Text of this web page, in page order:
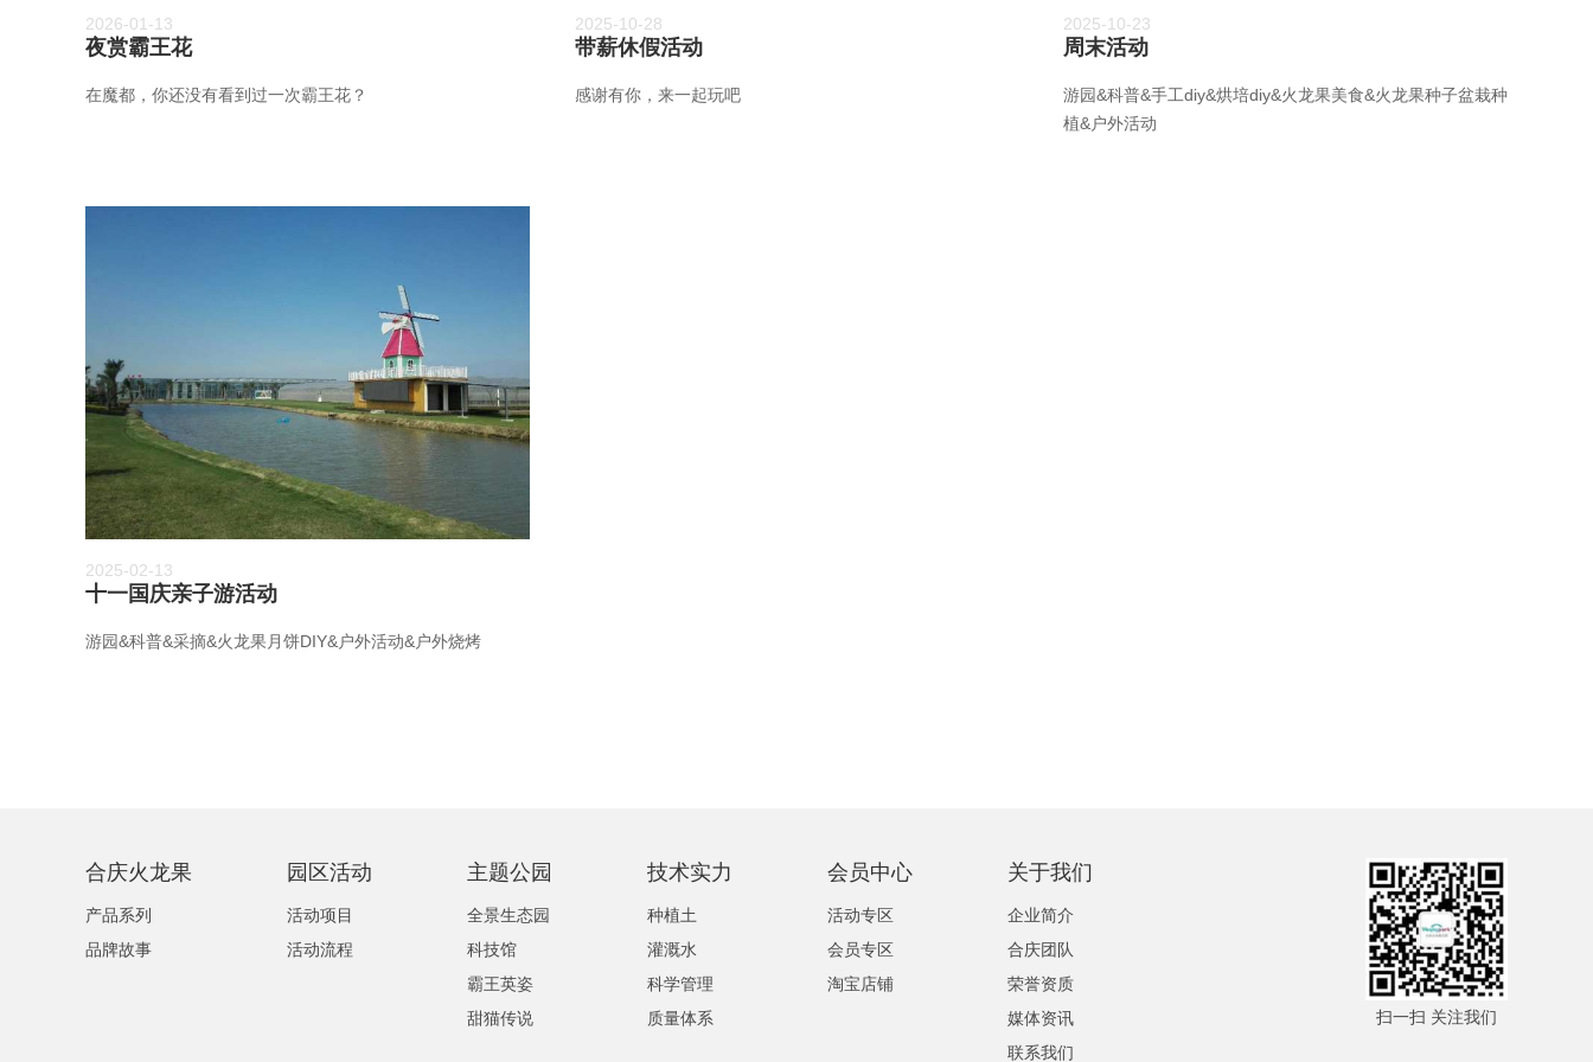
2026-01-13
夜赏霸王花
在魔都，你还没有看到过一次霸王花？
2025-10-28
带薪休假活动
感谢有你，来一起玩吧
2025-10-23
周末活动
游园&科普&手工diy&烘培diy&火龙果美食&火龙果种子盆栽种
植&户外活动
2025-02-13
十一国庆亲子游活动
游园&科普&采摘&火龙果月饼DIY&户外活动&户外烧烤
合庆火龙果
产品系列
品牌故事
园区活动
活动项目
活动流程
主题公园
全景生态园
科技馆
霸王英姿
甜猫传说
技术实力
种植土
灌溉水
科学管理
质量体系
会员中心
活动专区
会员专区
淘宝店铺
关于我们
企业简介
合庆团队
荣誉资质
媒体资讯
联系我们
扫一扫 关注我们